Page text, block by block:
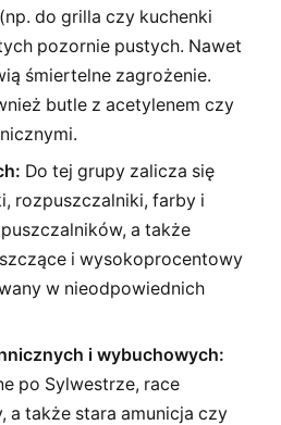
do grilla czy kuchenki
pozornie pustych. Nawet
śmiertelne zagrożenie.
butle z acetylenem czy
Do tej grupy zalicza się
rozpuszczalniki, farby i
a także
i wysokoprocentowy
w nieodpowiednich
i wybuchowych:
po Sylwestrze, race
a także stara amunicja czy